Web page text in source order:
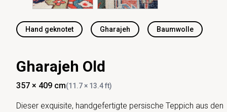
Hand geknotet Gharajeh Baumwolle
Gharajeh Old
357 × 409 cm(11.7 × 13.4 ft)
Dieser exquisite, handgefertigte persische Teppich aus den